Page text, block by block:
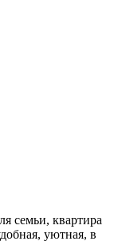
семьи, квартира
уютная, в